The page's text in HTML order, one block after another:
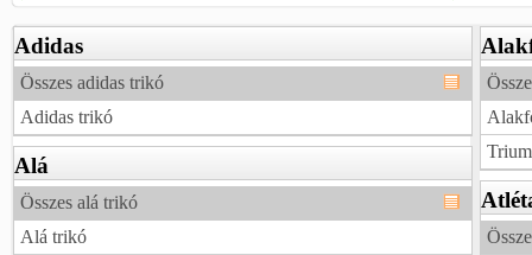
Adidas
Összes adidas trikó
Adidas trikó
Alá
Összes alá trikó
Alá trikó